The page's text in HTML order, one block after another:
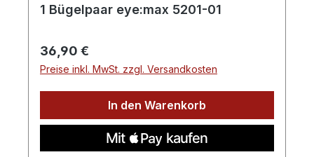
1 Bügelpaar eye:max 5201-01
Regulärer Preis:
36,90 €
Preise inkl. MwSt. zzgl. Versandkosten
In den Warenkorb